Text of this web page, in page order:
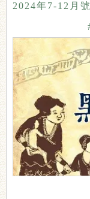
2024年7-12月號